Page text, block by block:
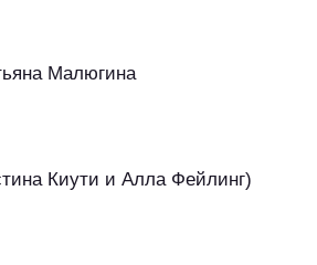
Малюгина
Киути и Алла Фейлинг)